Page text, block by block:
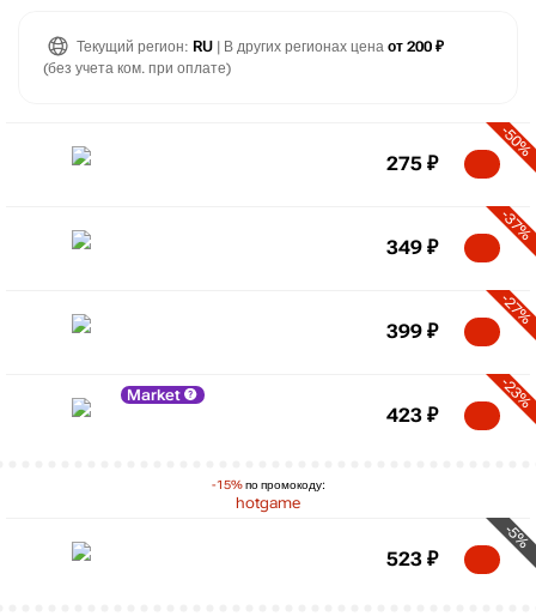
Текущий регион: RU | В других регионах цена от 200 ₽
(без учета ком. при оплате)
-50%
275 ₽
-37%
349 ₽
-27%
399 ₽
Market
-15%по промокоду:
hotgame
-23%
423 ₽
-5%
523 ₽